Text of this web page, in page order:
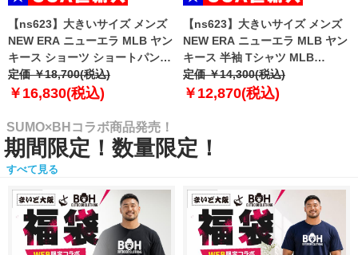
【ns623】大きいサイズ メンズ
NEW ERA ニューエラ MLB ヤン
キース ショーツ ショートパンツ
ハーフパンツ MLB WASHED
NEW YORK YANKEES T-SHIRT
定価 ￥18,700(税込)
￥16,830(税込)
【ns623】大きいサイズ メンズ
NEW ERA ニューエラ MLB ヤン
キース 半袖 Tシャツ MLB
WASHED NEW YORK YANKEES
T-SHIRT USA直輸入 60771645
定価 ￥14,300(税込)
￥12,870(税込)
SUMO×BHコラボ商品発売！
期間限定！数量限定！
すべて見る